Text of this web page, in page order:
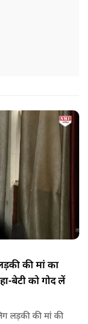
की मां का
बेटी को गोद लें
लड़की की मां की